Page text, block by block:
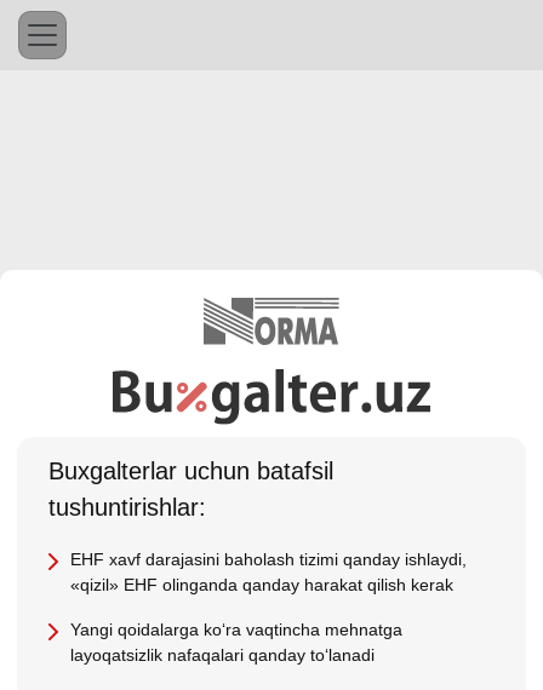
Buхgalterlar uchun batafsil
tushuntirishlar:
EHF хavf darajasini baholash tizimi qanday ishlaydi,
«qizil» EHF olinganda qanday harakat qilish kerak
Yangi qoidalarga koʻra vaqtincha mehnatga
layoqatsizlik nafaqalari qanday toʻlanadi